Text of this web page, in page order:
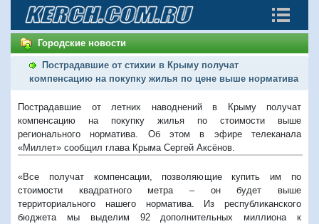
Городские новости
Пострадавшие от стихии в Крыму получат
компенсацию на покупку жилья по цене выше норматива
Пострадавшие от летних наводнений в Крыму получат
компенсацию на покупку жилья по стоимости выше
регионального норматива. Об этом в эфире телеканала
«Миллет» сообщил глава Крыма Сергей Аксёнов.
«Все получат компенсации, позволяющие купить им по
стоимости квадратного метра – он будет выше
территориального нашего норматива. Из республиканского
бюджета мы выделим 92 дополнительных миллиона к